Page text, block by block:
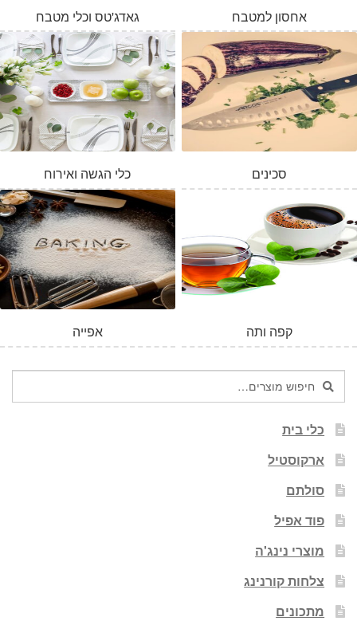
גאדג'טס וכלי מטבח אחסון למטבח
כלי הגשה ואירוח סכינים
אפייה קפה ותה
חיפוש
עבור:
חיפוש
כלי בית
ארקוסטיל
סולתם
פוד אפיל
מוצרי נינג'ה
צלחות קורנינג
מתכונים